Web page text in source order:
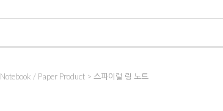
Notebook / Paper Product > 스파이럴 링 노트